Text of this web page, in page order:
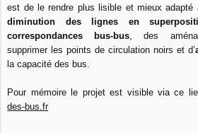
est de le rendre plus lisible et mieux adapté
diminution des lignes en
correspondances bus-bus, des
supprimer les points de circulation noirs et d’
la capacité des bus.
Pour mémoire le projet est visible via ce
des-bus.fr